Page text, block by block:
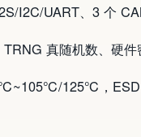
I2C/UART、3 个
真随机数、硬
125℃，